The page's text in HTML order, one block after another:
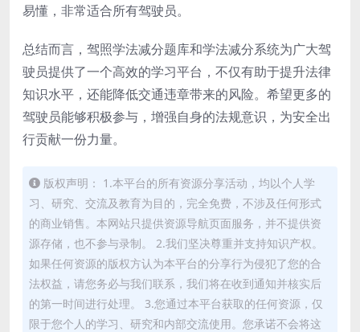
易懂，非常适合所有驾驶员。
总结而言，驾照学法减分题库和学法减分系统为广大驾
驶员提供了一个高效的学习平台，不仅有助于提升法律
知识水平，还能降低交通违章带来的风险。希望更多的
驾驶员能够积极参与，增强自身的法规意识，为安全出
行贡献一份力量。
版权声明： 1.本平台的所有资源分享活动，均以个人学
习、研究、交流及教育为目的，完全免费，不涉及任何形式
的商业销售。本网站只提供资源导航页面服务，并不提供资
源存储，也不参与录制。 2.我们坚决尊重并支持知识产权。
如果任何资源的版权方认为本平台的分享行为侵犯了您的合
法权益，请您务必与我们联系，我们将在收到通知并核实后
的第一时间进行处理。 3.您通过本平台获取的任何资源，仅
限于您个人的学习、研究和内部交流使用。您承诺不会将这